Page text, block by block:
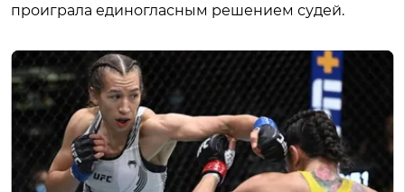
проиграла единогласным решением судей.